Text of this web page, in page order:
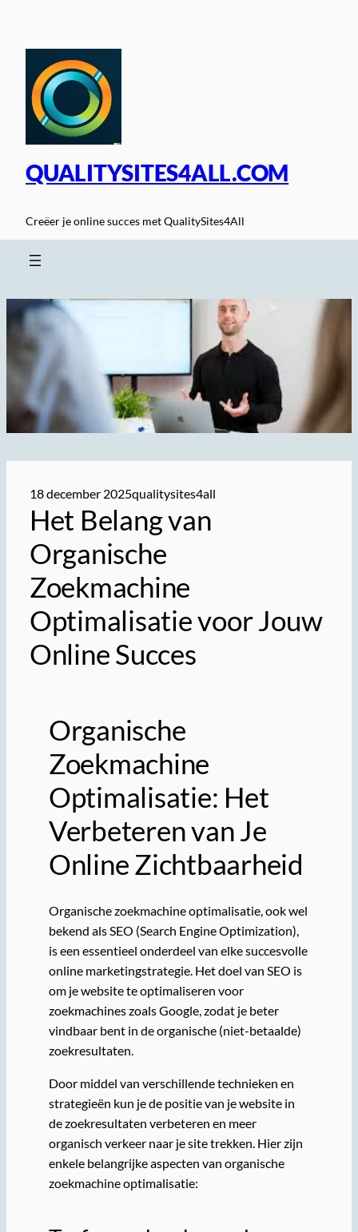
inhoud
QUALITYSITES4ALL.COM
Creëer je online succes met QualitySites4All
18 december 2025qualitysites4all
Het Belang van
Organische
Zoekmachine
Optimalisatie voor Jouw
Online Succes
Organische
Zoekmachine
Optimalisatie: Het
Verbeteren van Je
Online Zichtbaarheid
Organische zoekmachine optimalisatie, ook wel
bekend als SEO (Search Engine Optimization),
is een essentieel onderdeel van elke succesvolle
online marketingstrategie. Het doel van SEO is
om je website te optimaliseren voor
zoekmachines zoals Google, zodat je beter
vindbaar bent in de organische (niet-betaalde)
zoekresultaten.
Door middel van verschillende technieken en
strategieën kun je de positie van je website in
de zoekresultaten verbeteren en meer
organisch verkeer naar je site trekken. Hier zijn
enkele belangrijke aspecten van organische
zoekmachine optimalisatie: